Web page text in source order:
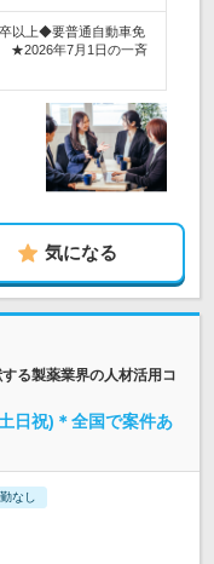
以上◆要普通自動車免
★2026年7月1日の一斉
気になる
る製薬業界の人材活用コ
日祝)＊全国で案件あ
なし